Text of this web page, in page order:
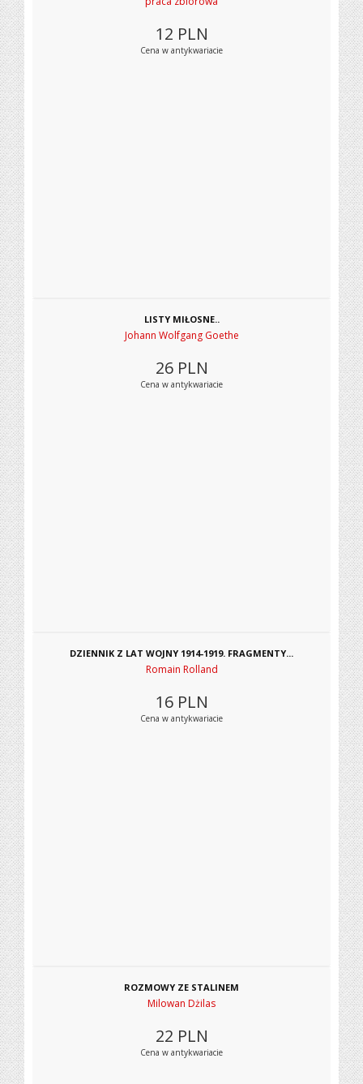
12 PLN
Cena w antykwariacie
LISTY MIŁOSNE..
Johann Wolfgang Goethe
26 PLN
Cena w antykwariacie
DZIENNIK Z LAT WOJNY 1914-1919. FRAGMENTY...
Romain Rolland
16 PLN
Cena w antykwariacie
ROZMOWY ZE STALINEM
Milowan Dżilas
22 PLN
Cena w antykwariacie